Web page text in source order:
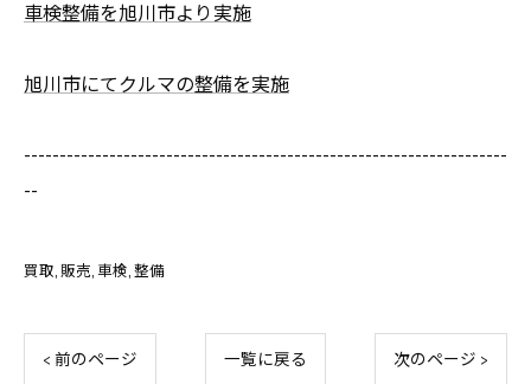
車検整備を旭川市より実施
旭川市にてクルマの整備を実施
--------------------------------------------------------------------
--
買取 販売 車検 整備
< 前のページ 一覧に戻る 次のページ >